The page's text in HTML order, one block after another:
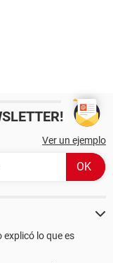
Ver un ejemplo
explicó lo que es